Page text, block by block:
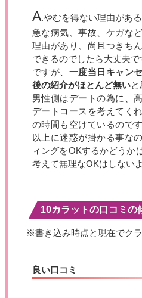
A.やむを得ない理由があ
急な病気、事故、ケガな
理由があり、尚且つきち
できるのでしたら大丈夫で
ですが、 一度当日キャン
後の紹介がほとんど無いと
男性側はデートの為に、
デートコースを考えてく
の時間も空けているので
以上に迷惑が掛かる事な
ィングをOKするかどうか
考えて無理なOKはしない
10カラットの口コミの
※書き込み時点と現在でク
良い口コミ